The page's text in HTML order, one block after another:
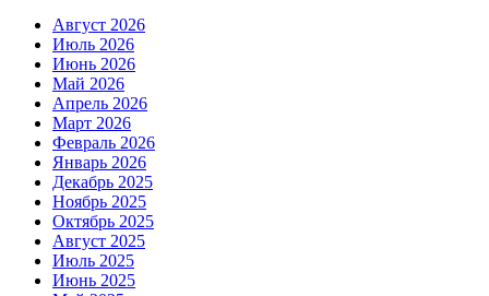
Август 2026
Июль 2026
Июнь 2026
Май 2026
Апрель 2026
Март 2026
Февраль 2026
Январь 2026
Декабрь 2025
Ноябрь 2025
Октябрь 2025
Август 2025
Июль 2025
Июнь 2025